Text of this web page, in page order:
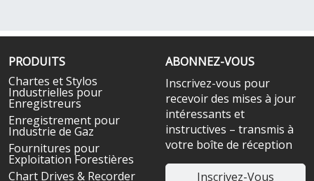
PRODUITS
Chartes et Stylos
Industrielles pour
Enregistreurs
Enregistrement pour
Industrie de Gaz
Fournitures pour
Exploitation Forestières
Chart Drives & Recorder
ABONNEZ-VOUS
Inscrivez-vous pour
recevoir des mises à jour
intéressants et
instructives – transmis à
votre boîte de réception
Inscrivez-Vous